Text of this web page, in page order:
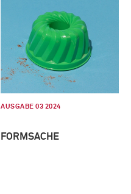
AUSGABE 03 2024
FORMSACHE